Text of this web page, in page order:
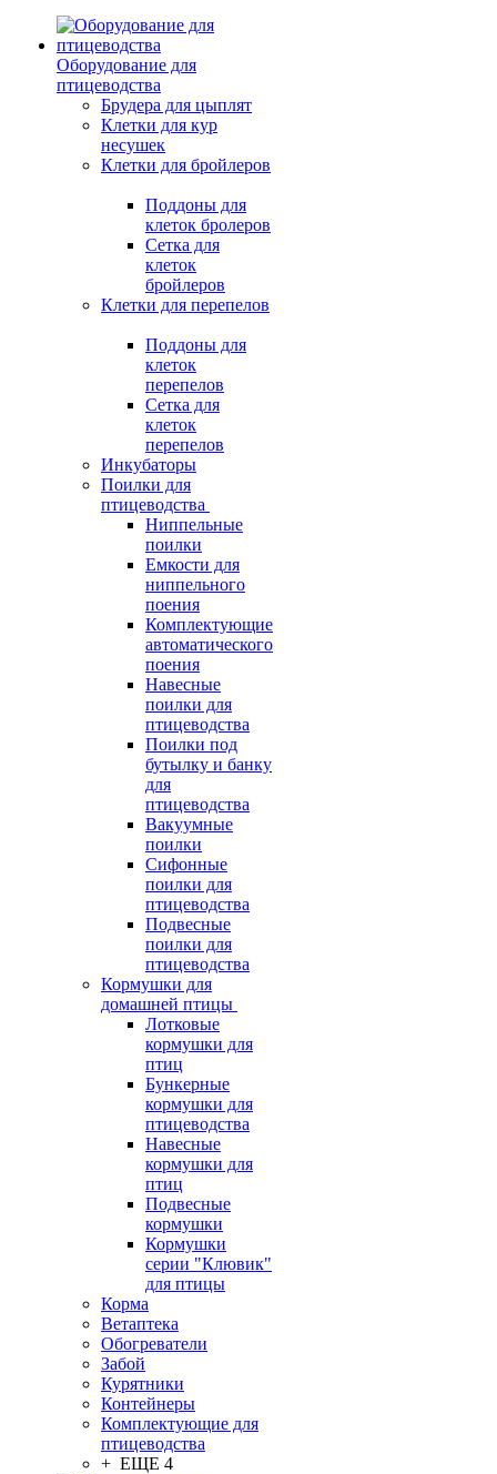
Оборудование для
птицеводства
Брудера для цыплят
Клетки для кур
несушек
Клетки для бройлеров
Поддоны для
клеток бролеров
Сетка для
клеток
бройлеров
Клетки для перепелов
Поддоны для
клеток
перепелов
Сетка для
клеток
перепелов
Инкубаторы
Поилки для
птицеводства
Ниппельные
поилки
Емкости для
ниппельного
поения
Комплектующие
автоматического
поения
Навесные
поилки для
птицеводства
Поилки под
бутылку и банку
для
птицеводства
Вакуумные
поилки
Сифонные
поилки для
птицеводства
Подвесные
поилки для
птицеводства
Кормушки для
домашней птицы
Лотковые
кормушки для
птиц
Бункерные
кормушки для
птицеводства
Навесные
кормушки для
птиц
Подвесные
кормушки
Кормушки
серии "Клювик"
для птицы
Корма
Ветаптека
Обогреватели
Забой
Курятники
Контейнеры
Комплектующие для
птицеводства
+ ЕЩЕ 4